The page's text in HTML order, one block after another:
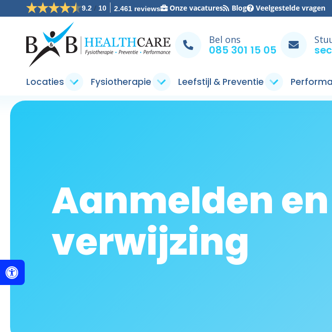
9.2 / 10 2.461 reviews Onze vacatures Blog Veelgestelde vragen
Bel ons
085 301 15 05
Locaties Fysiotherapie Leefstijl & Preventie
Aanmelden en
verwijzing